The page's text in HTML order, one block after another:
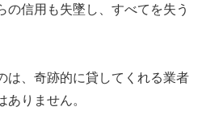
の信用も失墜し、すべてを失う
は、奇跡的に貸してくれる業者
ありません。